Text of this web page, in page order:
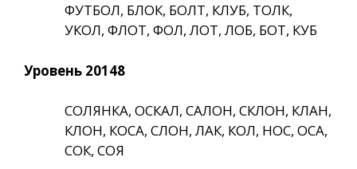
ФУТБОЛ, БЛОК, БОЛТ, КЛУБ, ТОЛК,
УКОЛ, ФЛОТ, ФОЛ, ЛОТ, ЛОБ, БОТ, КУБ
Уровень 20148
СОЛЯНКА, ОСКАЛ, САЛОН, СКЛОН, КЛАН,
КЛОН, КОСА, СЛОН, ЛАК, КОЛ, НОС, ОСА,
СОК, СОЯ